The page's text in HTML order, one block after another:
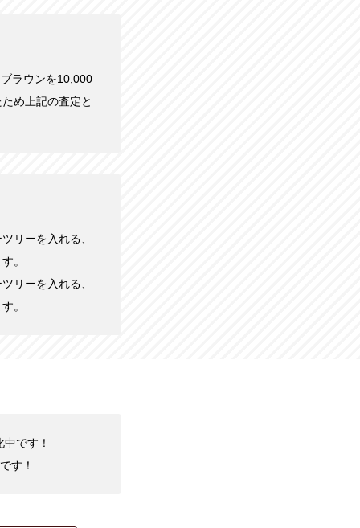
ラウンを10,000
め上記の査定と
リーを入れる、
。
リーを入れる、
。
です！
す！